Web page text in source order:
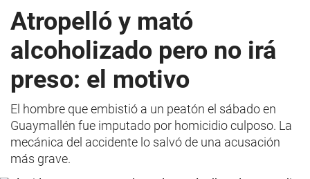
Atropelló y mató
alcoholizado pero no irá
preso: el motivo
El hombre que embistió a un peatón el sábado en
Guaymallén fue imputado por homicidio culposo. La
mecánica del accidente lo salvó de una acusación
más grave.